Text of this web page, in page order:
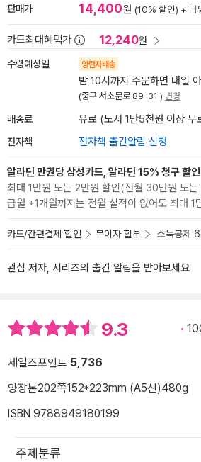
판매가 14,400원 (10% 할인) + 마
카드최대혜택가 12,240원
수령예상일 양탄자배송
밤 10시까지 주문하면 내일
(중구 서소문로 89-31 ) 변경
배송료 유료 (도서 1만5천원 이상 무
전자책 전자책 출간알림 신청
알라딘 만권당 삼성카드, 알라딘 15% 청구 할인
최대 1만원 또는 2만원 할인(전월 30만원 또
급월 +1개월까지는 전월 실적이 없어도 최대 1
카드/간편결제 할인 무이자 할부 소득공제
관심 저자, 시리즈의 출간 알림을 받아보세요
9.3
세일즈포인트 5,736
양장본202쪽152*223mm (A5신)480g
ISBN 9788949180199
주제분류